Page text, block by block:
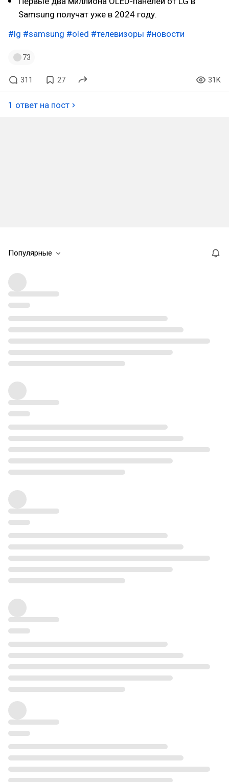
Samsung получат уже в 2024 году.
#lg #samsung #oled #телевизоры #новости
73
311 27 31K
1 ответ на пост
Популярные